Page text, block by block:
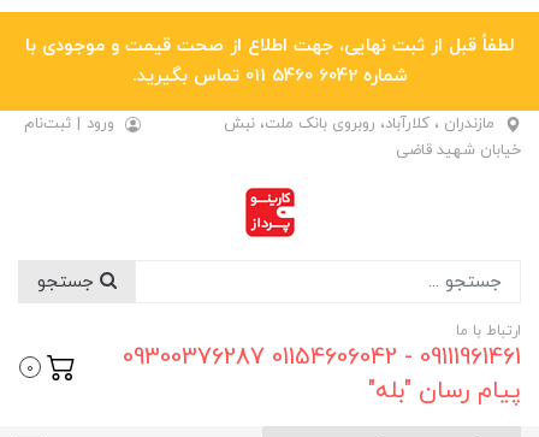
لطفاً قبل از ثبت نهایی، جهت اطلاع از صحت قیمت و موجودی با
شماره 6042 5460 011 تماس بگیرید.
مازندران ، کلارآباد، روبروی بانک ملت، نبش
خیابان شهید قاضی
ورود | ثبت‌نام
ارتباط با ما
09111961461 - 01154606042 09300376287
پیام رسان "بله"
0